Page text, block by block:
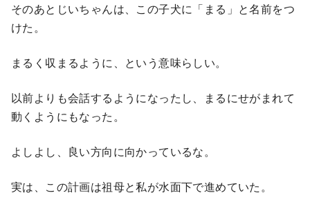
そのあとじいちゃんは、この子犬に「まる」と名前をつ
けた。
まるく収まるように、という意味らしい。
以前よりも会話するようになったし、まるにせがまれて
動くようにもなった。
よしよし、良い方向に向かっているな。
実は、この計画は祖母と私が水面下で進めていた。